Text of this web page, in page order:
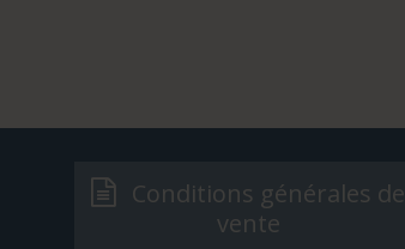
Conditions générales de
vente